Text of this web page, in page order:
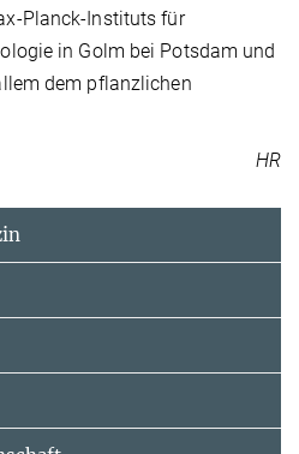
Planck-Instituts für
in Golm bei Potsdam und
dem pflanzlichen
HR